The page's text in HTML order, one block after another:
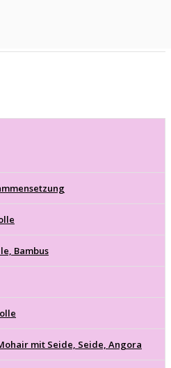
Bambus
mit Seide, Seide, Angora